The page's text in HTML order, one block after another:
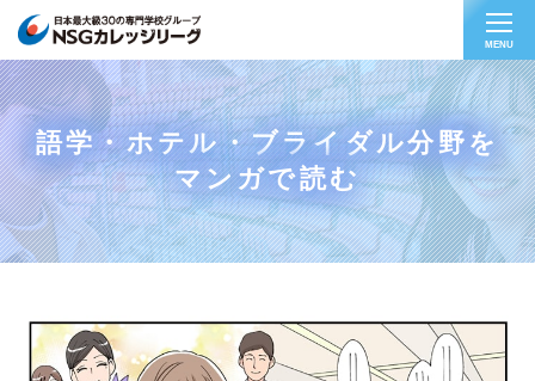
MENU
語学・ホテル・ブライダル分野を
マンガで読む